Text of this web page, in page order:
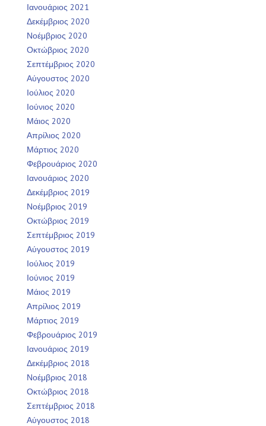
Ιανουάριος 2021
Δεκέμβριος 2020
Νοέμβριος 2020
Οκτώβριος 2020
Σεπτέμβριος 2020
Αύγουστος 2020
Ιούλιος 2020
Ιούνιος 2020
Μάιος 2020
Απρίλιος 2020
Μάρτιος 2020
Φεβρουάριος 2020
Ιανουάριος 2020
Δεκέμβριος 2019
Νοέμβριος 2019
Οκτώβριος 2019
Σεπτέμβριος 2019
Αύγουστος 2019
Ιούλιος 2019
Ιούνιος 2019
Μάιος 2019
Απρίλιος 2019
Μάρτιος 2019
Φεβρουάριος 2019
Ιανουάριος 2019
Δεκέμβριος 2018
Νοέμβριος 2018
Οκτώβριος 2018
Σεπτέμβριος 2018
Αύγουστος 2018